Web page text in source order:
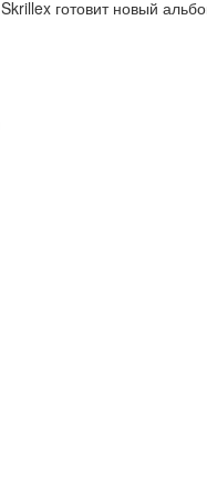
Skrillex готовит новый